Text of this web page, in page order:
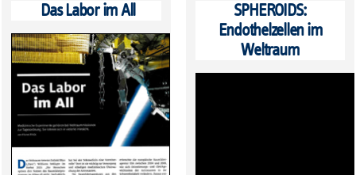
SPHEROIDS:
Endothelzellen im
Weltraum
Das Labor im All